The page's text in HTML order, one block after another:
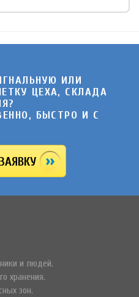
ИЛИ
ЦЕХА, СКЛАДА
БЫСТРО И C
и людей.
хранения.
зон.